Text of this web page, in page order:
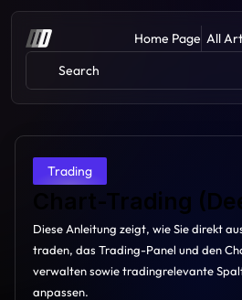
Home Page All
Search
Trading
Chart-Trading
Diese Anleitung zeigt, wie Sie direkt
traden, das Trading-Panel und den
verwalten sowie tradingrelevante
anpassen.